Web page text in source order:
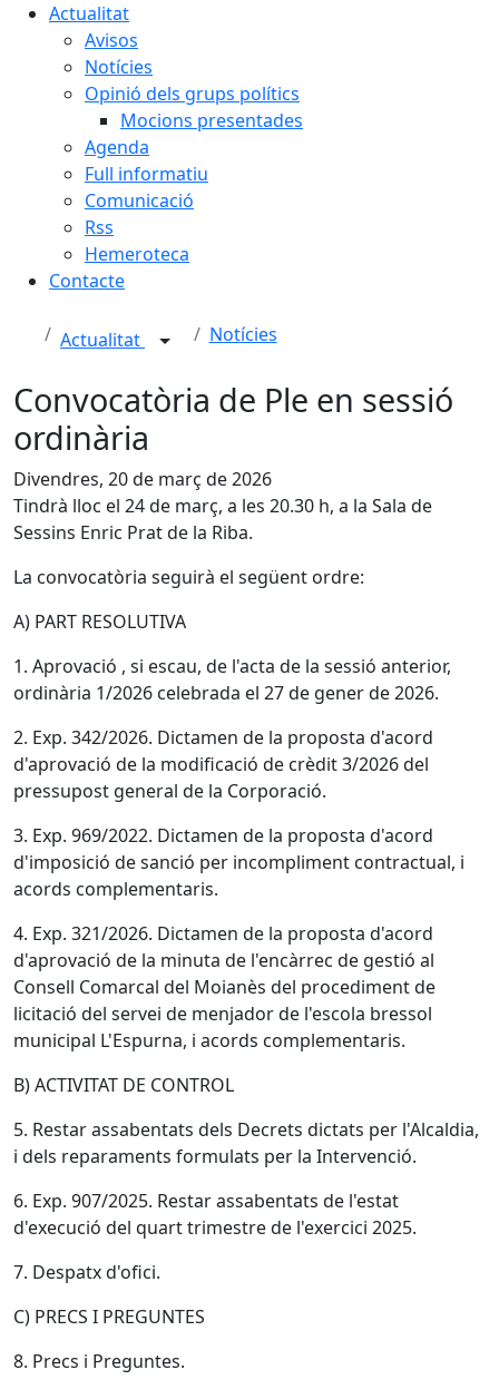
Actualitat
Avisos
Notícies
Opinió dels grups polítics
Mocions presentades
Agenda
Full informatiu
Comunicació
Rss
Hemeroteca
Contacte
Actualitat Notícies
Convocatòria de Ple en sessió
ordinària
Divendres, 20 de març de 2026
Tindrà lloc el 24 de març, a les 20.30 h, a la Sala de
Sessins Enric Prat de la Riba.
La convocatòria seguirà el següent ordre:
A) PART RESOLUTIVA
1. Aprovació , si escau, de l'acta de la sessió anterior,
ordinària 1/2026 celebrada el 27 de gener de 2026.
2. Exp. 342/2026. Dictamen de la proposta d'acord
d'aprovació de la modificació de crèdit 3/2026 del
pressupost general de la Corporació.
3. Exp. 969/2022. Dictamen de la proposta d'acord
d'imposició de sanció per incompliment contractual, i
acords complementaris.
4. Exp. 321/2026. Dictamen de la proposta d'acord
d'aprovació de la minuta de l'encàrrec de gestió al
Consell Comarcal del Moianès del procediment de
licitació del servei de menjador de l'escola bressol
municipal L'Espurna, i acords complementaris.
B) ACTIVITAT DE CONTROL
5. Restar assabentats dels Decrets dictats per l'Alcaldia,
i dels reparaments formulats per la Intervenció.
6. Exp. 907/2025. Restar assabentats de l'estat
d'execució del quart trimestre de l'exercici 2025.
7. Despatx d'ofici.
C) PRECS I PREGUNTES
8. Precs i Preguntes.